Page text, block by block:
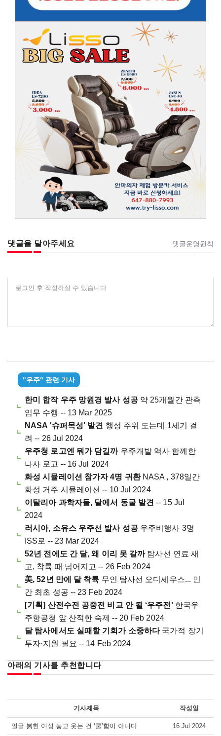
댓글을 달아주세요 댓글운영원칙
로그인 후 작성하실 수 있습니다
"우주" 관련 기사
한미 합작 우주 망원경 발사 성공약 25개월간 관측
임무 수행 -- 13 Mar 2025
NASA '슈퍼목성' 발견 행성 주위 도는데 1세기 걸
려 -- 26 Jul 2024
우주청 로고엔 뭐가 담길까우주개발 역사 함께한
나사 로고 -- 16 Jul 2024
화성 시뮬레이션 참가자 4명 귀환NASA , 378일간
화성 거주 시뮬레이션 -- 10 Jul 2024
이탈리아 과학자들, 달에서 동굴 발견 -- 15 Jul
2024
러시아, 소유스 우주선 발사 성공우주비행사 3명
ISS로 -- 23 Mar 2024
52년 전에도 간 달, 왜 이리 못 갈까탐사선 연료 새
고, 착륙 때 넘어지고 -- 26 Feb 2024
美, 52년 만에 달 착륙 무인 탐사선 오디세우스... 민
간 최초 성공 -- 23 Feb 2024
[기획] 산전수전 공중전 비교 안 될 ‘우주전’한국우
주항공청 앞 산적한 숙제 -- 20 Feb 2024
달 탐사에서도 실패할 기회가 소중하다국가적 장기
투자·지원 필요 -- 14 Feb 2024
아래의 기사를 추천합니다
기사제목 작성일
얼굴 붉힌 여성 놓고 웃는 건 ‘쿨’함이 아니다 16 Jul 2024